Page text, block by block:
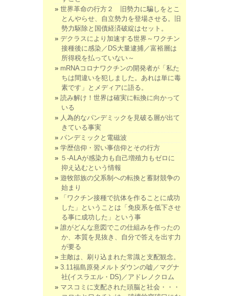
世界革命の行方２ 旧勢力に騙しをとこ
とんやらせ、自立勢力を登場させる。旧
勢力駆除と国債経済破綻はセット。
デクラスにより加速する世界～ワクチン
接種後に感染／DS大量逮捕／富裕層は
所得税を払っていない～
mRNAコロナワクチンの開発者が「私た
ちは間違いを犯しました。あれは単に毒
素です」とメディアに語る。
読み解け！世界は確実に転換に向かって
いる
人為的なパンデミックを見破る層が出て
きている事実
パンデミックと電磁波
学歴信仰・習い事信仰とその行方
５-ALAが感染力も自己増殖力もゼロに
抑え込むという情報
遊牧部族の父系制への転換と蓄財競争の
始まり
「ワクチン接種で抗体を作ることに成功
した」ということは「免疫系を低下させ
る事に成功した」という事
誰がどんな意図でこの仕組みを作ったの
か、本質を見抜き、自分で答えを出す力
が要る
主敵は、刷り込まれた常識と支配観念。
3.11福島原発メルトダウンの嘘／マグナ
社(イスラエル・DS)／アドレノクロム
マスコミに支配された頭脳と社会・・・